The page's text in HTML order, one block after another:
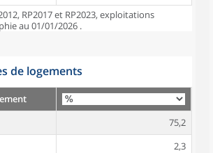
RP2017 et RP2023, exploitations
au 01/01/2026 .
de logements
75,2
2,3